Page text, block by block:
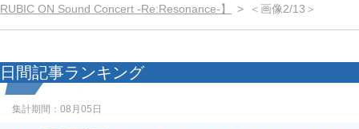
RUBIC ON Sound Concert -Re:Resonance-】
＜画像2/13＞
日間記事ランキング
集計期間： 08月05日